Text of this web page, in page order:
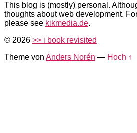
This blog is (mostly) personal.
thoughts about web development.
please see kikmedia.de.
© 2026 >> i book revisited
Theme von Anders Norén — Hoch ↑